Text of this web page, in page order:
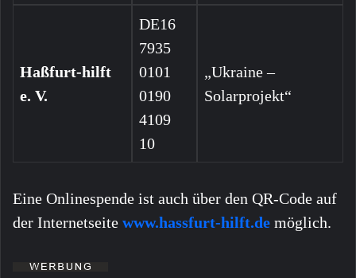
Haßfurt-hilft
e. V.
DE16
7935
0101
0190
4109
10
„Ukraine –
Solarprojekt“
Eine Onlinespende ist auch über den QR-Code auf
der Internetseite www.hassfurt-hilft.de möglich.